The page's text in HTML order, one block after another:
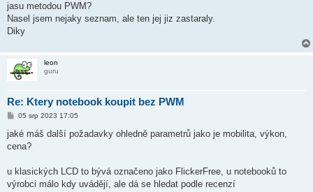
p
ě
e
jasu metodou PWM?
Nasel jsem nejaky seznam, ale ten jej jiz zastaraly.
Diky
leon
guru
Re: Ktery notebook koupit bez PWM
P
í
p
e
k
05 srp 2023 17:05
jaké máš další požadavky ohledně parametrů jako je mobilita, výkon,
cena?
u klasických LCD to bývá označeno jako FlickerFree, u notebooků to
výrobci málo kdy uvádějí, ale dá se hledat podle recenzí